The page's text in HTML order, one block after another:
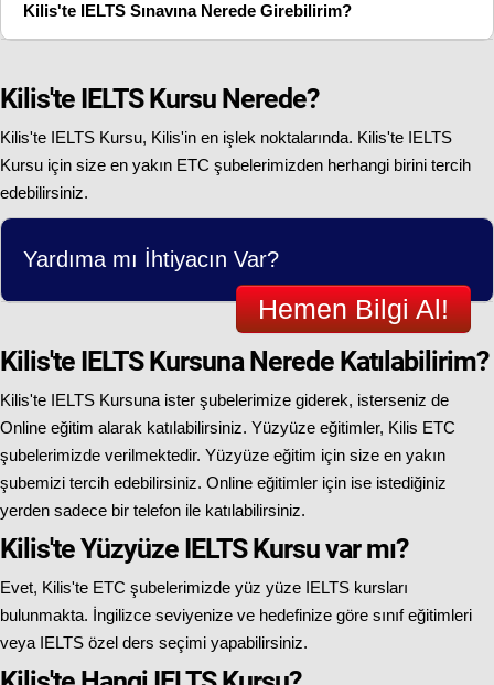
Kilis'te IELTS Sınavına Nerede Girebilirim?
Kilis'te IELTS Kursu Nerede?
Kilis'te IELTS Kursu, Kilis'in en işlek noktalarında. Kilis'te IELTS
Kursu için size en yakın ETC şubelerimizden herhangi birini tercih
edebilirsiniz.
Yardıma mı İhtiyacın Var?
Hemen Bilgi Al!
Kilis'te IELTS Kursuna Nerede Katılabilirim?
Kilis'te IELTS Kursuna ister şubelerimize giderek, isterseniz de
Online eğitim alarak katılabilirsiniz. Yüzyüze eğitimler, Kilis ETC
şubelerimizde verilmektedir. Yüzyüze eğitim için size en yakın
şubemizi tercih edebilirsiniz. Online eğitimler için ise istediğiniz
yerden sadece bir telefon ile katılabilirsiniz.
Kilis'te Yüzyüze IELTS Kursu var mı?
Evet, Kilis'te ETC şubelerimizde yüz yüze IELTS kursları
bulunmakta. İngilizce seviyenize ve hedefinize göre sınıf eğitimleri
veya IELTS özel ders seçimi yapabilirsiniz.